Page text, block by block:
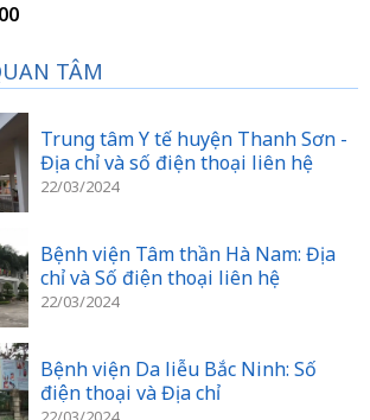
TÂM
Trung tâm Y tế huyện Thanh Sơn -
Địa chỉ và số điện thoại liên hệ
22/03/2024
Bệnh viện Tâm thần Hà Nam: Địa
chỉ và Số điện thoại liên hệ
22/03/2024
Bệnh viện Da liễu Bắc Ninh: Số
điện thoại và Địa chỉ